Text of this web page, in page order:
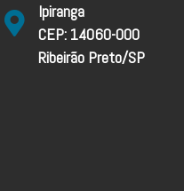
Ipiranga
CEP: 14060-000
Ribeirão Preto/SP